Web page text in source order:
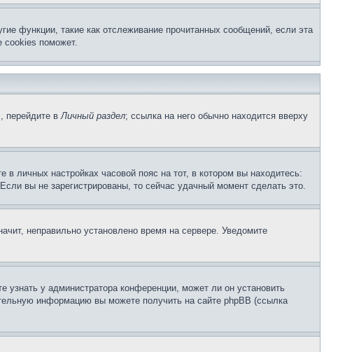
функции, такие как отслеживание прочитанных сообщений, если эта
cookies поможет.
перейдите вЛичный раздел; ссылка на него обычно находится вверху
личных настройках часовой пояс на тот, в котором вы находитесь:
вы не зарегистрированы, то сейчас удачный момент сделать это.
неправильно установлено время на сервере. Уведомите
у администратора конференции, может ли он установить
информацию вы можете получить на сайте phpBB (ссылка